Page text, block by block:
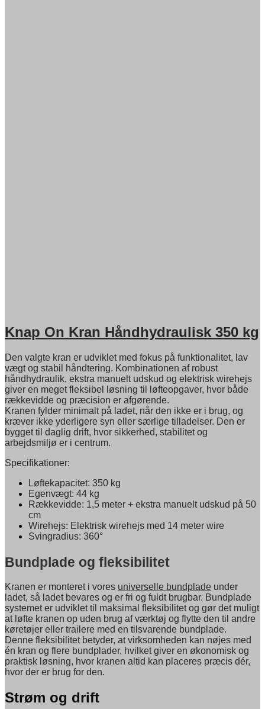
Knap On Kran Håndhydraulisk 350 kg
Den valgte kran er udviklet med fokus på funktionalitet, lav
vægt og stabil håndtering. Kombinationen af robust
håndhydraulik, ekstra manuelt udskud og elektrisk wirehejs
giver en meget fleksibel løsning til løfteopgaver, hvor både
rækkevidde og præcision er afgørende.
Kranen fylder minimalt på ladet, når den ikke er i brug, og
kræver ikke yderligere syn eller særlige tilladelser. Den er
bygget til daglig drift, hvor sikkerhed, stabilitet og
arbejdsmiljø er i centrum.
Specifikationer:
Løftekapacitet: 350 kg
Egenvægt: 44 kg
Rækkevidde: 1,5 meter + ekstra manuelt udskud på 50
cm
Wirehejs: Elektrisk wirehejs med 14 meter wire
Svingradius: 360°
Bundplade og fleksibilitet
Kranen er monteret i vores universelle bundplade under
ladet, så ladet bevares og er fri og fuldt brugbar. Bundplade
systemet er udviklet til maksimal fleksibilitet og gør det muligt
at løfte kranen op uden brug af værktøj og flytte den til andre
køretøjer eller trailere med en tilsvarende bundplade.
Denne fleksibilitet betyder, at virksomheden kan nøjes med
én kran og flere bundplader, hvilket giver en økonomisk og
praktisk løsning, hvor kranen altid kan placeres præcis dér,
hvor der er brug for den.
Strøm og drift